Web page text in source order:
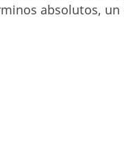
absolutos, un